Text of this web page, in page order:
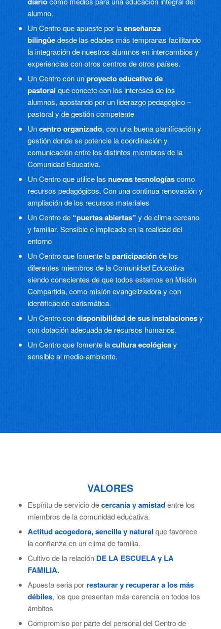
alumno.
Un Centro que apueste por laenseñanza
bilingüedesde las edades más tempranas facilitando
la integración de nuestros alumnos en intercambios y
experiencias con otros centros de otros países.
Un Centro con unproyecto educativo de
pastoralque conecte con los intereses de los
alumnos, apostando por un liderazgo pedagógico –
pastoral y de gestión competente
Uncentro organizado, con una buena planificación y
gestión donde se potencie la coordinación y
comunicación entre los distintos miembros de la
Comunidad Educativa.
Un Centro que utilice las nuevas tecnologíascomo
recursos pedagógicos. Con una continua renovación y
ampliación de los recursos materiales
Un Centro de “puertas abiertas” y de clima cercano
y familiar. Sensible e implicado en la realidad del
entorno
Un Centro que fomente laparticipaciónde los
diferentes miembros de la Comunidad Educativa
siendo conscientes de que todos estamos en Misión
Compartida, como misión evangelizadora y con
identificación carismática.
Un Centro condisponibilidad de sus instalacionesy
con dotación adecuada de recursos humanos.
Un Centro que fomente lacultura ecológicay
sensible al medio-ambiente.
VALORES
Espíritu de servicio decercanía y amistadentre los
miembros de la comunidad educativa.
Actitud acogedora, sencilla y natural que favorece
la confianza en un clima de familia.
Cultivo de la relación DE LA ESCUELA y LA
FAMILIA.
Apuesta seria por restaurar y recuperar a los más
débiles, los que presentan más carencia en todos los
ámbitos
Compromiso por parte del personal del Centro de